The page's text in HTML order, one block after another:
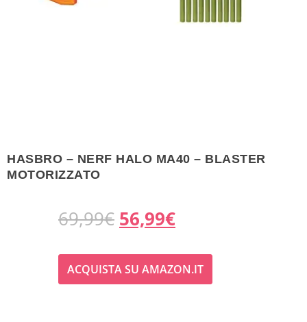
HASBRO – NERF HALO MA40 – BLASTER
MOTORIZZATO
69,99€ I
l
p
56,99€I
l
p
ACQUISTA SU AMAZON.IT